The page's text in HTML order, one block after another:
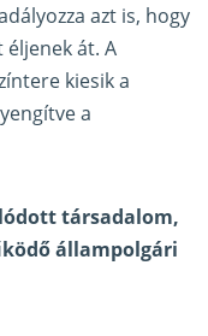
azt is, hogy
át. A
kiesik a
a
társadalom,
állampolgári